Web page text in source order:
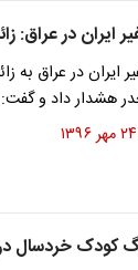
ایران در عراق:
ایران در عراق به
هشدار داد و
۲۴ مهر ۱۳۹۶
کودک خردسال